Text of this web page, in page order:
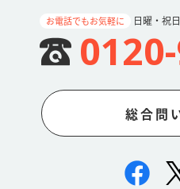
お電話でもお気軽に 日曜・祝
総合問